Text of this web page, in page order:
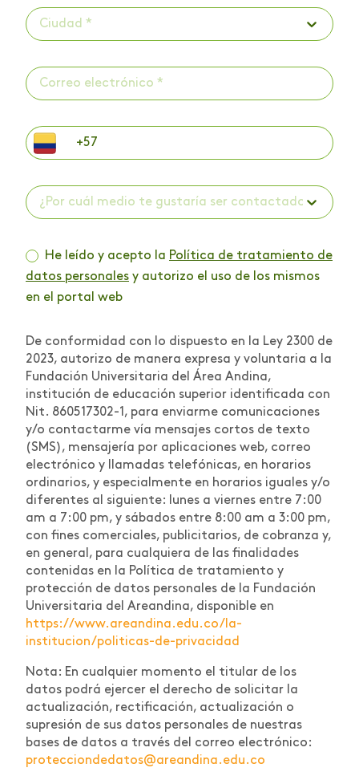
Ciudad *
¿Por cuál medio te gustaría ser contactado? *
He leído y acepto la Política de tratamiento de
datos personales y autorizo el uso de los mismos
en el portal web
De conformidad con lo dispuesto en la Ley 2300 de
2023, autorizo de manera expresa y voluntaria a la
Fundación Universitaria del Área Andina,
institución de educación superior identificada con
Nit. 860517302-1, para enviarme comunicaciones
y/o contactarme vía mensajes cortos de texto
(SMS), mensajería por aplicaciones web, correo
electrónico y llamadas telefónicas, en horarios
ordinarios, y especialmente en horarios iguales y/o
diferentes al siguiente: lunes a viernes entre 7:00
am a 7:00 pm, y sábados entre 8:00 am a 3:00 pm,
con fines comerciales, publicitarios, de cobranza y,
en general, para cualquiera de las finalidades
contenidas en la Política de tratamiento y
protección de datos personales de la Fundación
Universitaria del Areandina, disponible en
https://www.areandina.edu.co/la-
institucion/politicas-de-privacidad
Nota: En cualquier momento el titular de los
datos podrá ejercer el derecho de solicitar la
actualización, rectificación, actualización o
supresión de sus datos personales de nuestras
bases de datos a través del correo electrónico:
protecciondedatos@areandina.edu.co